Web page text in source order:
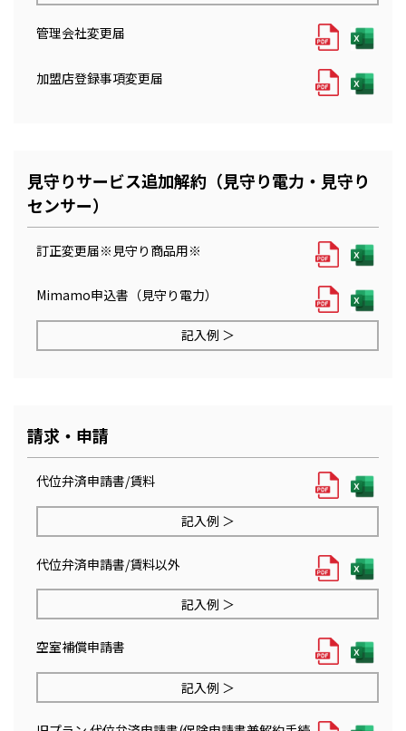
管理会社変更届
加盟店登録事項変更届
見守りサービス追加解約（見守り電力・見守り
センサー）
訂正変更届※見守り商品用※
Mimamo申込書（見守り電力）
記入例 ＞
請求・申請
代位弁済申請書/賃料
記入例 ＞
代位弁済申請書/賃料以外
記入例 ＞
空室補償申請書
記入例 ＞